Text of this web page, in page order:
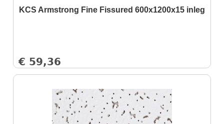
KCS Armstrong Fine Fissured 600x1200x15 inleg
€ 59,36